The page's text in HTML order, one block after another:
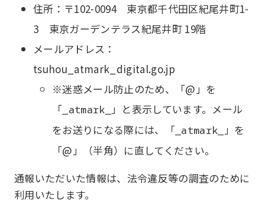
住所：〒102-0094 東京都千代田区紀尾井町1-
3 東京ガーデンテラス紀尾井町 19階
メールアドレス：
tsuhou_atmark_digital.go.jp
※迷惑メール防止のため、「@」を
「 _atmark_ 」と表示しています。メール
をお送りになる際には、「 _atmark_ 」を
「@」（半角）に直してください。
通報いただいた情報は、法令違反等の調査のために
利用いたします。